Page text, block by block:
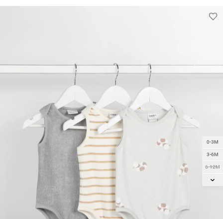
0-3M
3-6M
6-12M
12-18M